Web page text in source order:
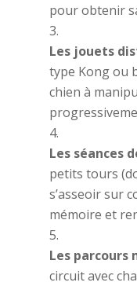
pour obtenir
Les jouets
type Kong ou
chien à
Les séances
petits tours
s’asseoir sur
mémoire et
Les parcours
circuit avec